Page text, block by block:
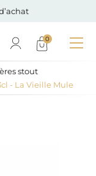
0
stout
- La Vieille Mule